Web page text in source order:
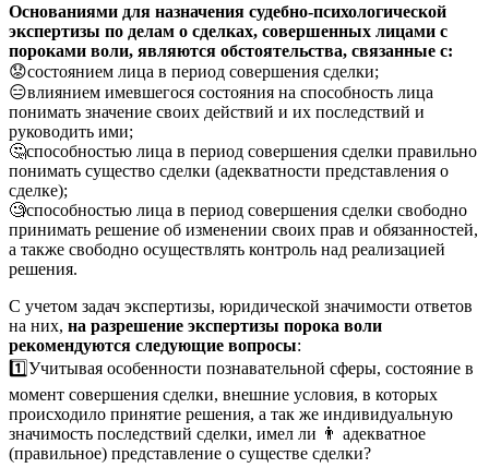
Основаниями для назначения судебно-психологической
экспертизы по делам о сделках, совершенных лицами с
пороками воли, являются обстоятельства, связанные с:
😟состоянием лица в период совершения сделки;
😑влиянием имевшегося состояния на способность лица
понимать значение своих действий и их последствий и
руководить ими;
🤔способностью лица в период совершения сделки правильно
понимать существо сделки (адекватности представления о
сделке);
🧐способностью лица в период совершения сделки свободно
принимать решение об изменении своих прав и обязанностей,
а также свободно осуществлять контроль над реализацией
решения.
С учетом задач экспертизы, юридической значимости ответов
на них, на разрешение экспертизы порока воли
рекомендуются следующие вопросы:
1️⃣Учитывая особенности познавательной сферы, состояние в
момент совершения сделки, внешние условия, в которых
происходило принятие решения, а так же индивидуальную
значимость последствий сделки, имел ли 👨 адекватное
(правильное) представление о существе сделки?